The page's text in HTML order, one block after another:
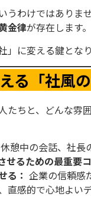
わけではありま
金律が存在します。
に変える鍵となり
る「社風の
ちと、どんな雰
憩中の会話、社長
せるための最重要
る： 企業の信頼感
感的で心地よい